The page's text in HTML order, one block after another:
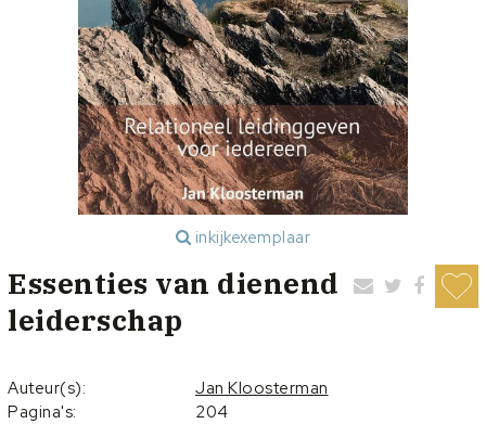
inkijkexemplaar
Essenties van dienend
leiderschap
Auteur(s):
Jan Kloosterman
Pagina's:
204